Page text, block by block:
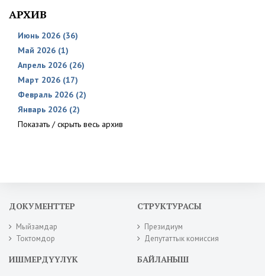
АРХИВ
Июнь 2026 (36)
Май 2026 (1)
Апрель 2026 (26)
Март 2026 (17)
Февраль 2026 (2)
Январь 2026 (2)
Показать / скрыть весь архив
ДОКУМЕНТТЕР
Мыйзамдар
Токтомдор
СТРУКТУРАСЫ
Президиум
Депутаттык комиссия
ИШМЕРДҮҮЛҮК БАЙЛАНЫШ